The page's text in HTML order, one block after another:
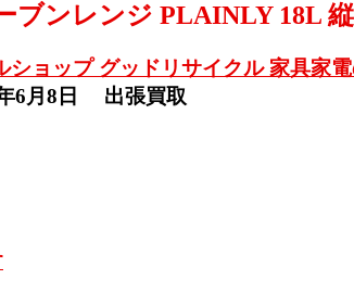
ブンレンジ PLAINLY 18L
ショップ グッドリサイクル 家具家
6月8日 出張買取